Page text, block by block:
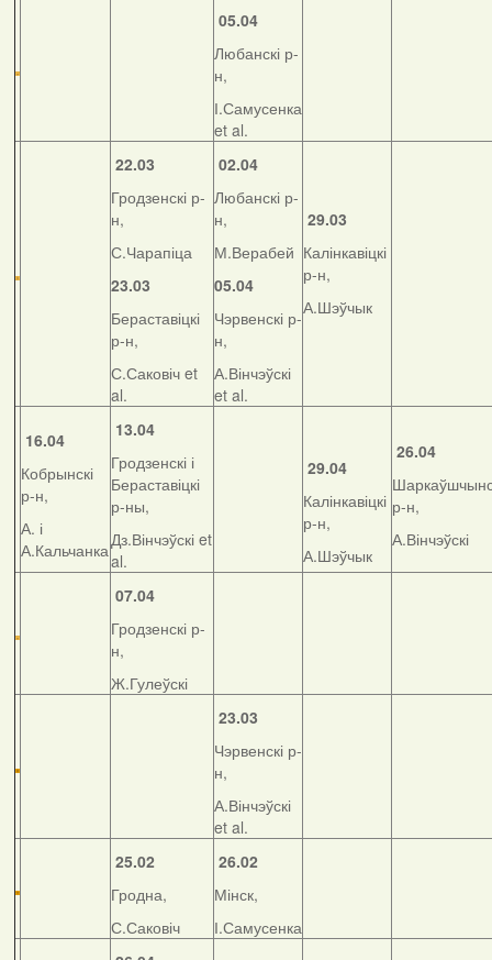
05.04
Любанскі р-
н,
І.Самусенка
et al.
22.03
Гродзенскі р-
н,
С.Чарапіца
23.03
Бераставіцкі
р-н,
С.Саковіч et
al.
02.04
Любанскі р-
н,
М.Верабей
05.04
Чэрвенскі р-
н,
А.Вінчэўскі
et al.
29.03
Калінкавіцкі
р-н,
А.Шэўчык
16.04
Кобрынскі
р-н,
А. і
А.Кальчанка
13.04
Гродзенскі і
Бераставіцкі
р-ны,
Дз.Вінчэўскі et
al.
29.04
Калінкавіцкі
р-н,
А.Шэўчык
26.04
р-н,
А.Вінчэўскі
07.04
Гродзенскі р-
н,
Ж.Гулеўскі
23.03
Чэрвенскі р-
н,
А.Вінчэўскі
et al.
25.02
Гродна,
С.Саковіч
26.02
Мінск,
І.Самусенка